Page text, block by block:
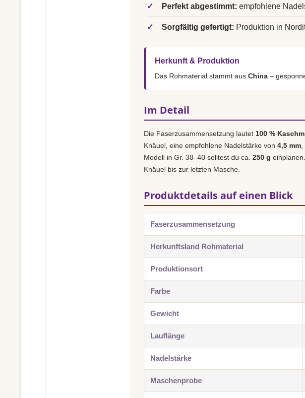
✓ Perfekt abgestimmt: empfohlene
✓ Sorgfältig gefertigt: Produktion in
Herkunft & Produktion
Das Rohmaterial stammt aus China –
Im Detail
Die Faserzusammensetzung lautet 100 %
Knäuel, eine empfohlene Nadelstärke von 4,5 mm
Modell in Gr. 38–40 solltest du ca. 250 g
Knäuel bis zur letzten Masche.
Produktdetails auf einen Blick
Faserzusammensetzung
Herkunftsland Rohmaterial
Produktionsort
Farbe
Gewicht
Lauflänge
Nadelstärke
Maschenprobe